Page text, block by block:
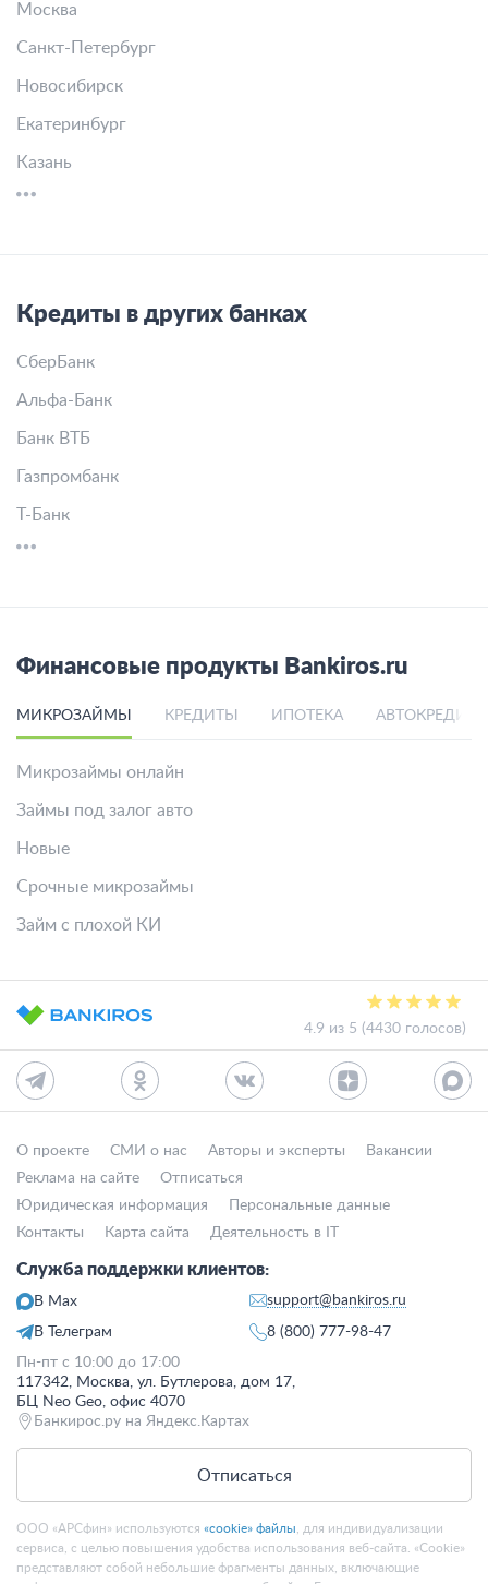
Москва
Санкт-Петербург
Новосибирск
Екатеринбург
Казань
Кредиты в других банках
СберБанк
Альфа-Банк
Банк ВТБ
Газпромбанк
Т-Банк
Финансовые продукты Bankiros.ru
МИКРОЗАЙМЫ КРЕДИТЫ ИПОТЕКА
Микрозаймы онлайн
Займы под залог авто
Новые
Срочные микрозаймы
Займ с плохой КИ
4.9 из 5 (4430 голосов)
О проекте СМИ о нас Авторы и эксперты
Вакансии
Реклама на сайте
Отписаться
Юридическая информация
Персональные данные
Контакты
Карта сайта Деятельность в IT
Служба поддержки клиентов:
В Max
В Телеграм
support@bankiros.ru
8 (800) 777-98-47
Пн-пт с 10:00 до 17:00
117342, Москва, ул. Бутлерова, дом 17,
БЦ Neo Geo, офис 4070
Банкирос.ру на Яндекс.Картах
Отписаться
ООО «АРСфин» используются «cookie» файлы , для индивидуализации
сервиса, с целью повышения удобства использования веб-сайта. «Cookie»
представляют собой небольшие фрагменты данных, включающие